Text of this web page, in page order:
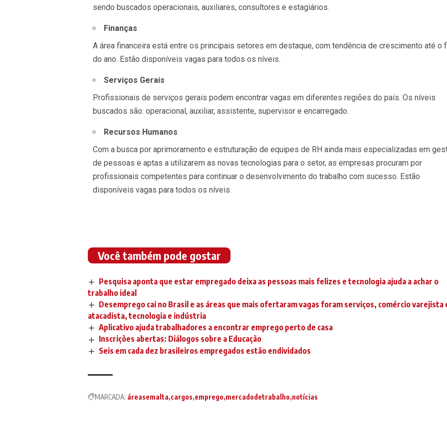
sendo buscados operacionais, auxiliares, consultores e estagiários.
Finanças
A área financeira está entre os principais setores em destaque, com tendência de crescimento até o
do ano. Estão disponíveis vagas para todos os níveis.
Serviços Gerais
Profissionais de serviços gerais podem encontrar vagas em diferentes regiões do país. Os níveis
buscados são: operacional, auxiliar, assistente, supervisor e encarregado.
Recursos Humanos
Com a busca por aprimoramento e estruturação de equipes de RH ainda mais especializadas em
de pessoas e aptas a utilizarem as novas tecnologias para o setor, as empresas procuram por
profissionais competentes para continuar o desenvolvimento do trabalho com sucesso. Estão
disponíveis vagas para todos os níveis.
Você também pode gostar
Pesquisa aponta que estar empregado deixa as pessoas mais felizes e tecnologia ajuda a achar o
trabalho ideal
Desemprego cai no Brasil e as áreas que mais ofertaram vagas foram serviços, comércio varejista
atacadista, tecnologia e indústria
Aplicativo ajuda trabalhadores a encontrar emprego perto de casa
Inscrições abertas: Diálogos sobre a Educação
Seis em cada dez brasileiros empregados estão endividados
MARCADA: áreasemalta cargos emprego mercadodetrabalho notícias